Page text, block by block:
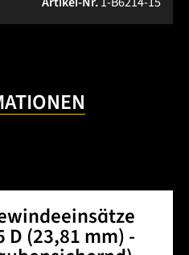
D (23,81 mm) -